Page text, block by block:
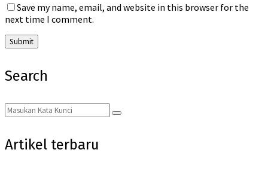
Save my name, email, and website in this browser for the
next time I comment.
Search
Search
for:
Search
Artikel terbaru